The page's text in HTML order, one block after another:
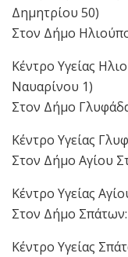
Δημητρίου 50)
Στον Δήμο
Κέντρο Υγείας
Ναυαρίνου 1)
Στον Δήμο
Κέντρο Υγείας
Στον Δήμο Αγίου
Κέντρο Υγείας
Στον Δήμο Σπάτων:
Κέντρο Υγείας